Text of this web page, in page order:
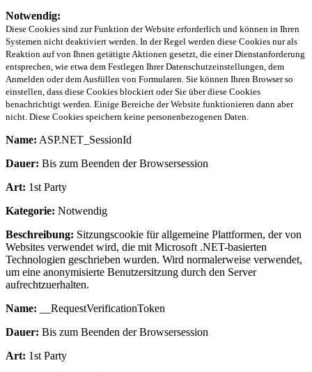
Notwendig:
Diese Cookies sind zur Funktion der Website erforderlich und können in Ihren
Systemen nicht deaktiviert werden. In der Regel werden diese Cookies nur als
Reaktion auf von Ihnen getätigte Aktionen gesetzt, die einer Dienstanforderung
entsprechen, wie etwa dem Festlegen Ihrer Datenschutzeinstellungen, dem
Anmelden oder dem Ausfüllen von Formularen. Sie können Ihren Browser so
einstellen, dass diese Cookies blockiert oder Sie über diese Cookies
benachrichtigt werden. Einige Bereiche der Website funktionieren dann aber
nicht. Diese Cookies speichern keine personenbezogenen Daten.
Name: ASP.NET_SessionId
Dauer: Bis zum Beenden der Browsersession
Art: 1st Party
Kategorie: Notwendig
Beschreibung: Sitzungscookie für allgemeine Plattformen, der von
Websites verwendet wird, die mit Microsoft .NET-basierten
Technologien geschrieben wurden. Wird normalerweise verwendet,
um eine anonymisierte Benutzersitzung durch den Server
aufrechtzuerhalten.
Name: __RequestVerificationToken
Dauer: Bis zum Beenden der Browsersession
Art: 1st Party